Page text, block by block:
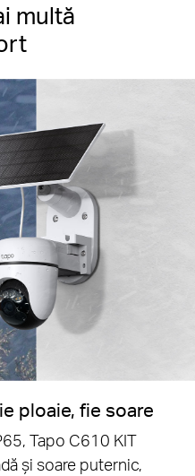
multă
ploaie, fie soare
Tapo C610 KIT
și soare puternic,